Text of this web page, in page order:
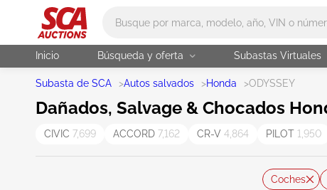
Inicio Búsqueda y oferta Subastas Virtuales
Subasta de SCA >Autos salvados >Honda >ODYSSEY
Dañados, Salvage & Chocados
CIVIC 7,699 ACCORD 7,162 CR-V 4,864 PILOT 1,950
Coches